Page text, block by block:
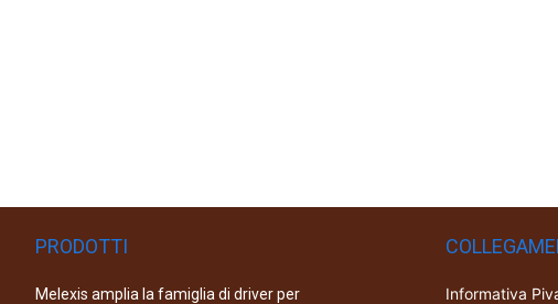
PRODOTTI
Melexis amplia la famiglia di driver per
Informativa